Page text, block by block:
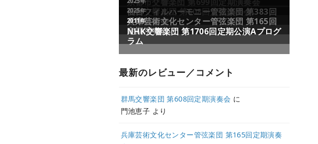
最新のレビュー／コメント
群馬交響楽団 第608回定期演奏会 に
門池恵子 より
兵庫芸術文化センター管弦楽団 第165回定期演奏